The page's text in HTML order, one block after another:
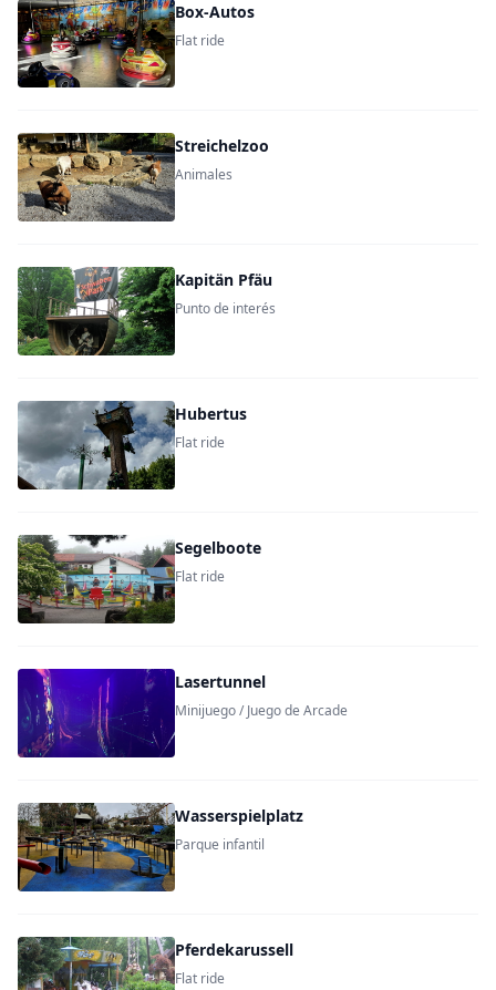
Box-Autos
Flat ride
Streichelzoo
Animales
Kapitän Pfäu
Punto de interés
Hubertus
Flat ride
Segelboote
Flat ride
Lasertunnel
Minijuego / Juego de Arcade
Wasserspielplatz
Parque infantil
Pferdekarussell
Flat ride